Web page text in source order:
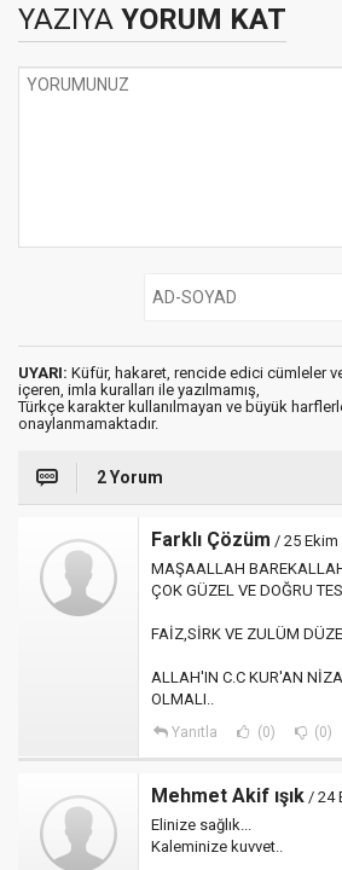
YAZIYA YORUM KAT
UYARI: Küfür, hakaret, rencide edici cümleler
içeren, imla kuralları ile yazılmamış,
Türkçe karakter kullanılmayan ve büyük
onaylanmamaktadır.
2 Yorum
Farklı Çözüm / 25 Ekim
MAŞAALLAH
ÇOK GÜZEL VE DOĞRU
FAİZ,SİRK VE ZULÜM
ALLAH'IN C.C KUR'AN
OLMALI..
Yanıtla (0) (0)
Mehmet Akif ışık / 24
Elinize sağlık...
Kaleminize kuvvet..